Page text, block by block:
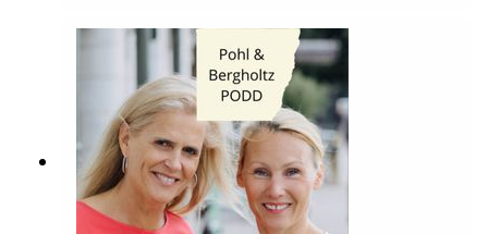
omtyckt? Konkreta tips utlovas!Vad har du för
erfarenhet och tips till andra inom
ledarskapsutveckling? Skicka era tankar och
synpunkter om avsnittet till oss på Instagram
@tranahjarnan och @insightcompetence